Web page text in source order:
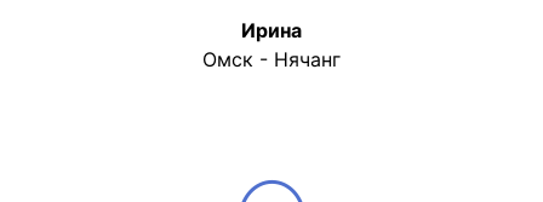
Ирина
Омск - Нячанг